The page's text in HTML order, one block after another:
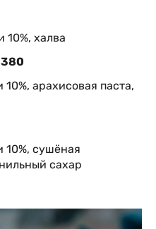
10%, халва
арахисовая паста,
10%, сушёная
сахар